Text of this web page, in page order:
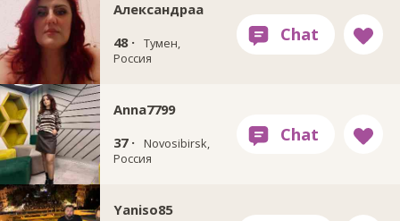
Александраа
48 · Тумен,
Россия
Anna7799
37 ·
Novosibirsk,
Россия
Yaniso85